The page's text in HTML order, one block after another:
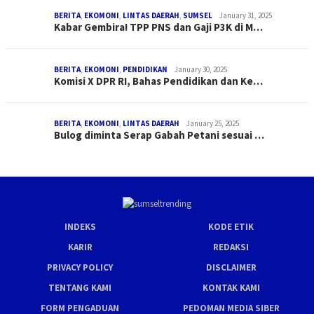
BERITA, EKOMONI, LINTAS DAERAH, SUMSEL January 31, 2025
Kabar Gembira! TPP PNS dan Gaji P3K di M…
BERITA, EKOMONI, PENDIDIKAN January 30, 2025
Komisi X DPR RI, Bahas Pendidikan dan Ke…
BERITA, EKOMONI, LINTAS DAERAH January 25, 2025
Bulog diminta Serap Gabah Petani sesuai …
INDEKS
KODE ETIK
KARIR
REDAKSI
PRIVACY POLICY
DISCLAIMER
TENTANG KAMI
KONTAK KAMI
FORM PENGADUAN
PEDOMAN MEDIA SIBER